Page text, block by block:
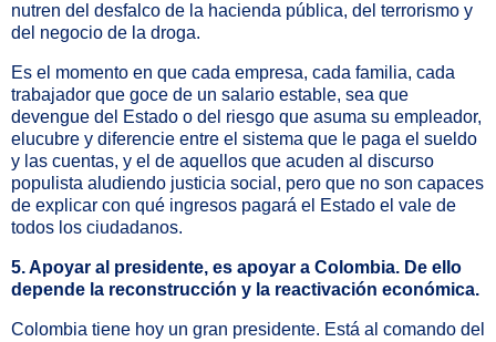
nutren del desfalco de la hacienda pública, del terrorismo y
del negocio de la droga.
Es el momento en que cada empresa, cada familia, cada
trabajador que goce de un salario estable, sea que
devengue del Estado o del riesgo que asuma su empleador,
elucubre y diferencie entre el sistema que le paga el sueldo
y las cuentas, y el de aquellos que acuden al discurso
populista aludiendo justicia social, pero que no son capaces
de explicar con qué ingresos pagará el Estado el vale de
todos los ciudadanos.
5. Apoyar al presidente, es apoyar a Colombia. De ello
depende la reconstrucción y la reactivación económica.
Colombia tiene hoy un gran presidente. Está al comando del